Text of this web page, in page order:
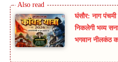
घंसौर: नाग
निकलेगी भव्य
भगवान नीलकंठ